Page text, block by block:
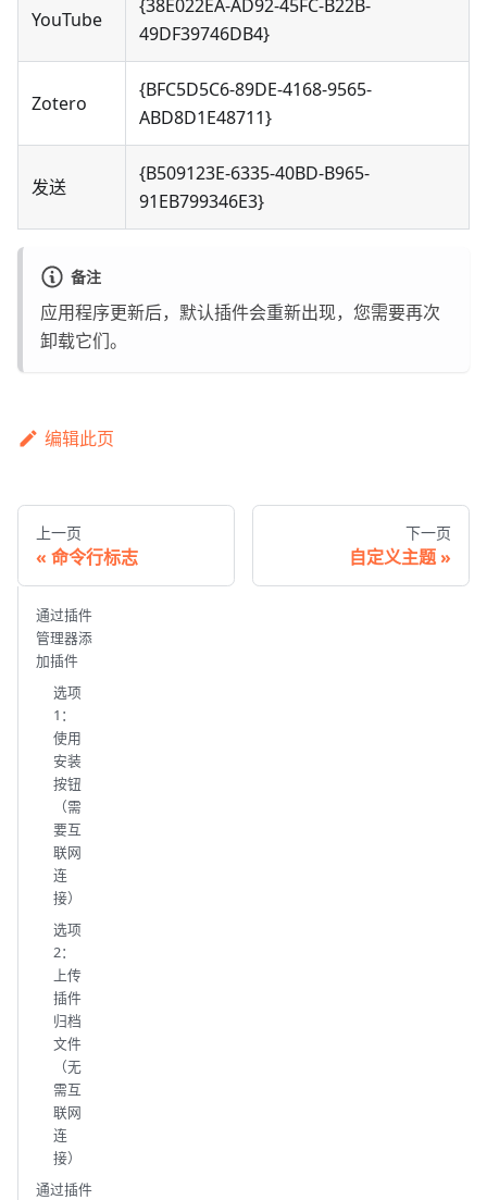
YouTube
{38E022EA-AD92-45FC-B22B-
49DF39746DB4}
Zotero
{BFC5D5C6-89DE-4168-9565-
ABD8D1E48711}
发送
{B509123E-6335-40BD-B965-
91EB799346E3}
备注
应用程序更新后，默认插件会重新出现，您需要再次
卸载它们。
编辑此页
上一页
命令行标志
下一页
自定义主题
通过插件
管理器添
加插件
选项
1：
使用
安装
按钮
（需
要互
联网
连
接）
选项
2：
上传
插件
归档
文件
（无
需互
联网
连
接）
通过插件